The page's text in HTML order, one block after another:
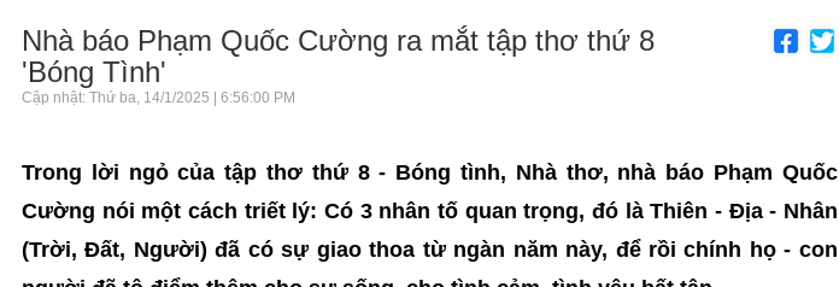
Nhà báo Phạm Quốc Cường ra mắt tập thơ thứ 8
'Bóng Tình'
Cập nhật: Thứ ba, 14/1/2025 | 6:56:00 PM
Trong lời ngỏ của tập thơ thứ 8 - Bóng tình, Nhà thơ, nhà báo Phạm Quốc
Cường nói một cách triết lý: Có 3 nhân tố quan trọng, đó là Thiên - Địa - Nhân
(Trời, Đất, Người) đã có sự giao thoa từ ngàn năm này, để rồi chính họ - con